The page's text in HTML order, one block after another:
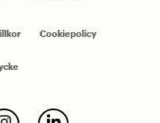
Cookiepolicy